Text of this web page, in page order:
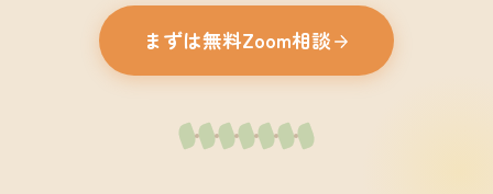
まずは無料Zoom相談